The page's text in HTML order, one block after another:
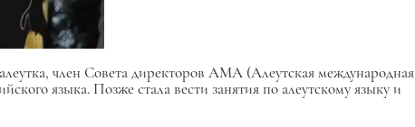
член Совета директоров АМА (Алеутская международная
языка. Позже стала вести занятия по алеутскому языку и